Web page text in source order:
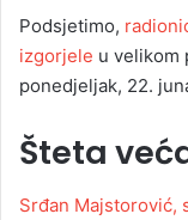
Podsjetimo,
izgorjele u velikom
ponedjeljak, 22.
Šteta
Srđan Majstorović,